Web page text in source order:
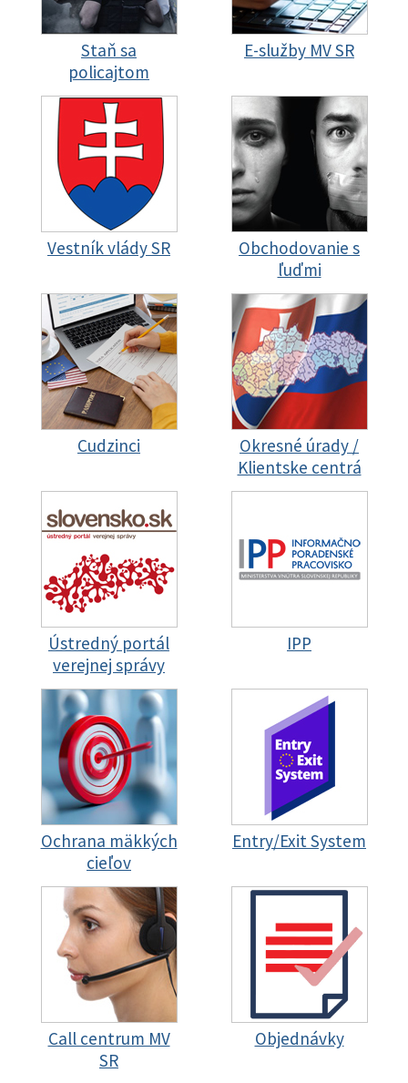
Staň sa
policajtom
E-služby MV SR
Vestník vlády SR
Obchodovanie s
ľuďmi
Cudzinci
Okresné úrady /
Klientske centrá
Ústredný portál
verejnej správy
IPP
Ochrana mäkkých
cieľov
Entry/Exit System
Call centrum MV
SR
Objednávky